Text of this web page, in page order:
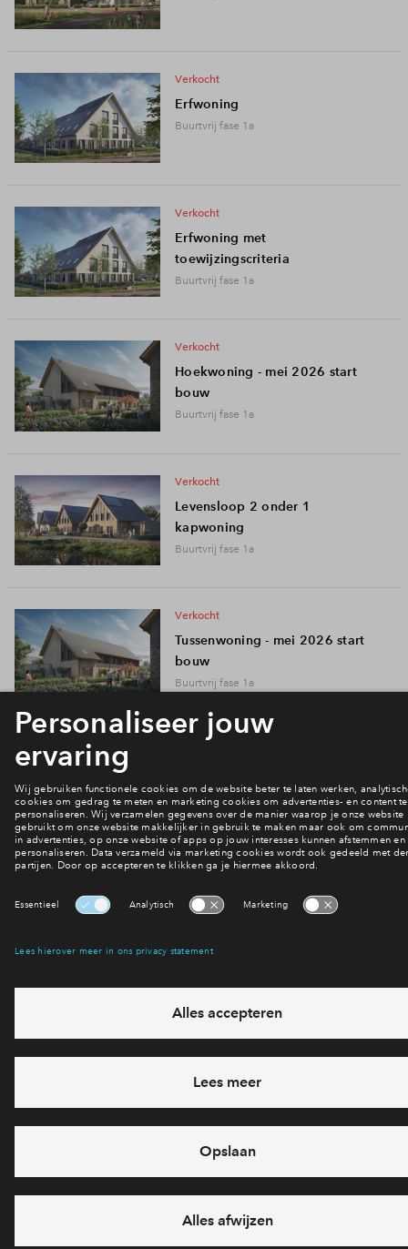
verkocht
Erfwoning
Buurtvrij fase 1a
verkocht
Erfwoning met
toewijzingscriteria
Buurtvrij fase 1a
verkocht
Hoekwoning - mei 2026 start
bouw
Buurtvrij fase 1a
verkocht
Levensloop 2 onder 1
kapwoning
Buurtvrij fase 1a
verkocht
Tussenwoning - mei 2026 start
bouw
Buurtvrij fase 1a
Buurtvrij fase 1a
Betaalbare koopwoning